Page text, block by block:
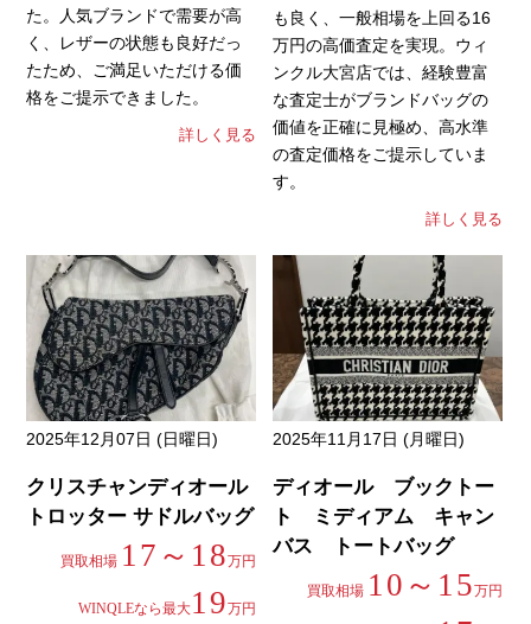
た。人気ブランドで需要が高
く、レザーの状態も良好だっ
たため、ご満足いただける価
格をご提示できました。
詳しく見る
も良く、一般相場を上回る16
万円の高価査定を実現。ウィ
ンクル大宮店では、経験豊富
な査定士がブランドバッグの
価値を正確に見極め、高水準
の査定価格をご提示していま
す。
詳しく見る
2025年12月07日 (日曜日)
クリスチャンディオール
トロッター サドルバッグ
買取相場 17～18万円
WINQLEなら最大19万円
2025年11月17日 (月曜日)
ディオール ブックトー
ト ミディアム キャン
バス トートバッグ
買取相場 10～15万円